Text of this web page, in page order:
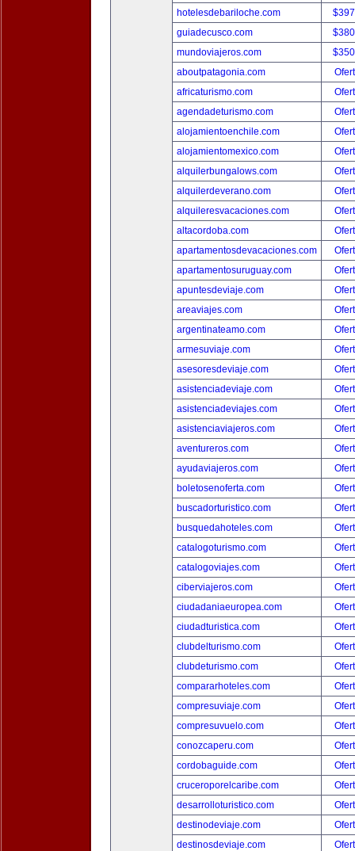
hotelesdebariloche.com
guiadecusco.com
mundoviajeros.com
aboutpatagonia.com
africaturismo.com
agendadeturismo.com
alojamientoenchile.com
alojamientomexico.com
alquilerbungalows.com
alquilerdeverano.com
alquileresvacaciones.com
altacordoba.com
apartamentosdevacaciones.com
apartamentosuruguay.com
apuntesdeviaje.com
areaviajes.com
argentinateamo.com
armesuviaje.com
asesoresdeviaje.com
asistenciadeviaje.com
asistenciadeviajes.com
asistenciaviajeros.com
aventureros.com
ayudaviajeros.com
boletosenoferta.com
buscadorturistico.com
busquedahoteles.com
catalogoturismo.com
catalogoviajes.com
ciberviajeros.com
ciudadaniaeuropea.com
ciudadturistica.com
clubdelturismo.com
clubdeturismo.com
compararhoteles.com
compresuviaje.com
compresuvuelo.com
conozcaperu.com
cordobaguide.com
cruceroporelcaribe.com
desarrolloturistico.com
destinodeviaje.com
destinosdeviaje.com